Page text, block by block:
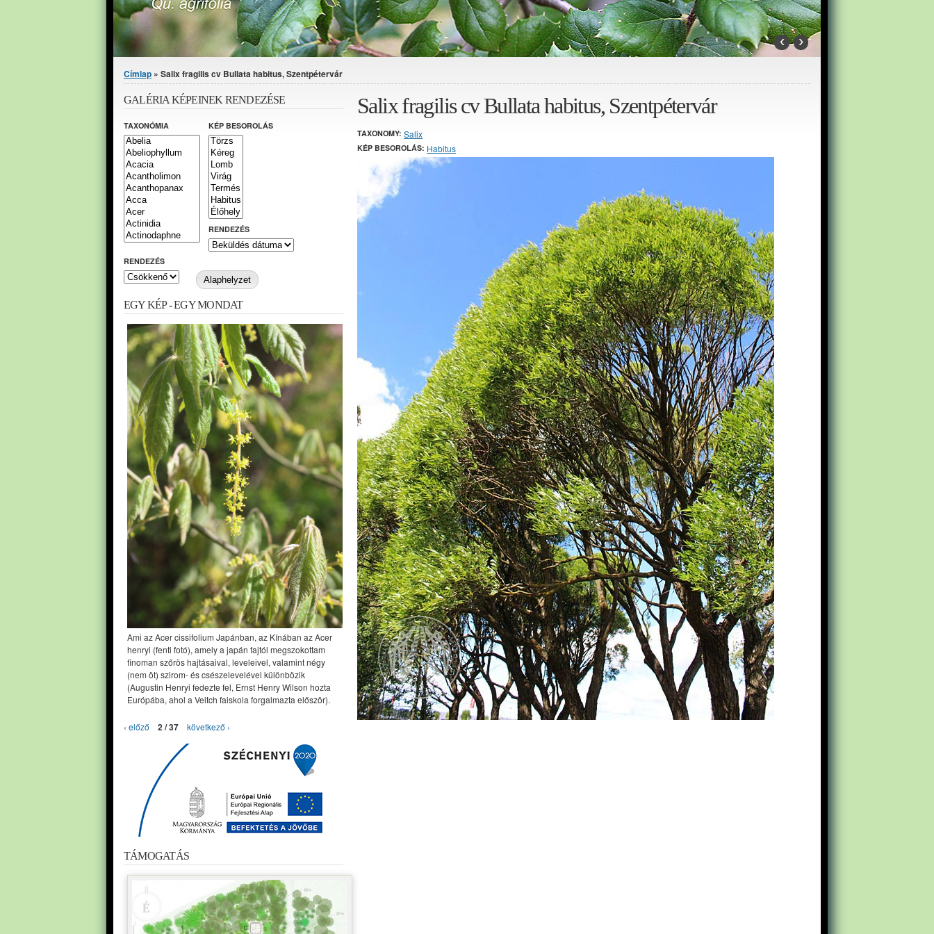
‹ ›
Jelenlegi hely
Címlap » Salix fragilis cv Bullata habitus, Szentpétervár
Salix fragilis cv Bullata habitus, Szentpétervár
TAXONOMY: Salix
KÉP BESOROLÁS: Habitus
GALÉRIA KÉPEINEK RENDEZÉSE
TAXONÓMIA KÉP BESOROLÁS
RENDEZÉS
RENDEZÉS
EGY KÉP - EGY MONDAT
Ami az Acer cissifolium Japánban, az Kínában az Acer
henryi (fenti fotó), amely a japán fajtól megszokottam
finoman szőrös hajtásaival, leveleivel, valamint négy
(nem öt) szirom- és csészelevelével különbözik
(Augustin Henryi fedezte fel, Ernst Henry Wilson hozta
Európába, ahol a Veitch faiskola forgalmazta először).
‹ előző 2 / 37 következő ›
TÁMOGATÁS